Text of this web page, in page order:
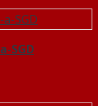
SGD